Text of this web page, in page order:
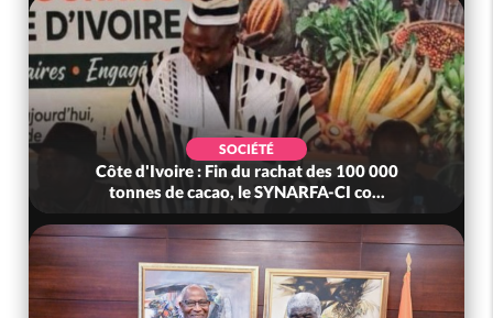
SOCIÉTÉ
Côte d'Ivoire : Fin du rachat des 100 000
tonnes de cacao, le SYNARFA-CI co...